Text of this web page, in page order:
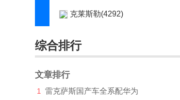
克莱斯勒(4292)
KTM(2)
L
兰博基尼(3684)
综合排行
文章排行
1
雷克萨斯国产车全系配华为